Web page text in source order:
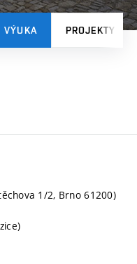
VÝUKA PROJEKTY
1/2, Brno 61200)